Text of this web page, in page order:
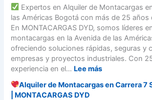
s
t
a
m
o
s
C
e
r
C
a
l
l
e
1
3
|
B
n
A
v
e
n
i
d
a
B
o
m
i
o
r
v
i
c
i
o
d
C
Expertos en Alquiler de Montacargas
las Américas Bogotá con más de 25 años
En MONTACARGAS DYD, somos líderes
montacargas en la Avenida de las
ofreciendo soluciones rápidas, seguras y
empresas y proyectos industriales. Con
experiencia en el... Lee más:
A
Alquiler de Montacargas en Carrera 7
| MONTACARGAS DYD